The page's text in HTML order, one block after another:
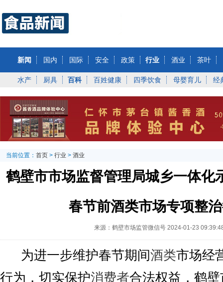
新闻 国内 国际 安全 政策 行业 酒业 茶叶
水产 厨具 百科 百姓健康 四季饮食 母婴育儿 经
当前位置： 首页 > 行业 > 酒业
鹤壁市市场监督管理局城乡一体化
春节前酒类市场专项整
来源：鹤壁市场监管微信号 2024-01-23
为进一步维护春节期间酒类市场经
行为，切实保护消费者合法权益，鹤